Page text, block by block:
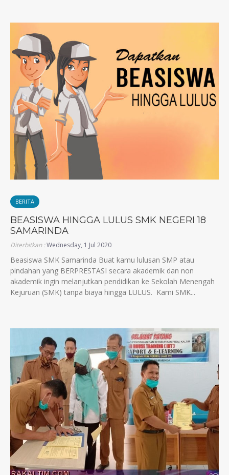
BERITA
BEASISWA HINGGA LULUS SMK NEGERI 18
SAMARINDA
Diterbitkan :Wednesday, 1 Jul 2020
Beasiswa SMK Samarinda Buat kamu lulusan SMP atau
pindahan yang BERPRESTASI secara akademik dan non
akademik ingin melanjutkan pendidikan ke Sekolah Menengah
Kejuruan (SMK) tanpa biaya hingga LULUS. Kami SMK...